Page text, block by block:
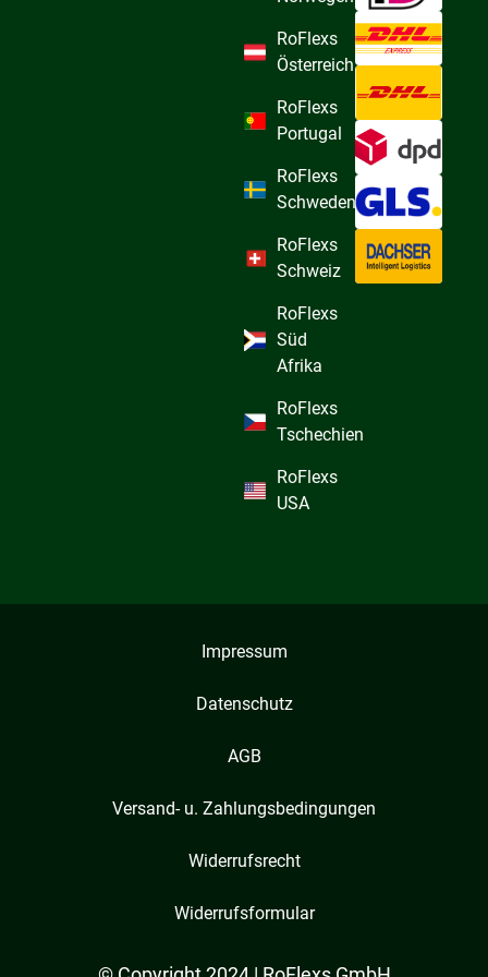
RoFlexs
Österreich
RoFlexs
Portugal
RoFlexs
Schweden
RoFlexs
Schweiz
RoFlexs
Süd
Afrika
RoFlexs
Tschechien
RoFlexs
USA
Impressum
Datenschutz
AGB
Versand- u. Zahlungsbedingungen
Widerrufsrecht
Widerrufsformular